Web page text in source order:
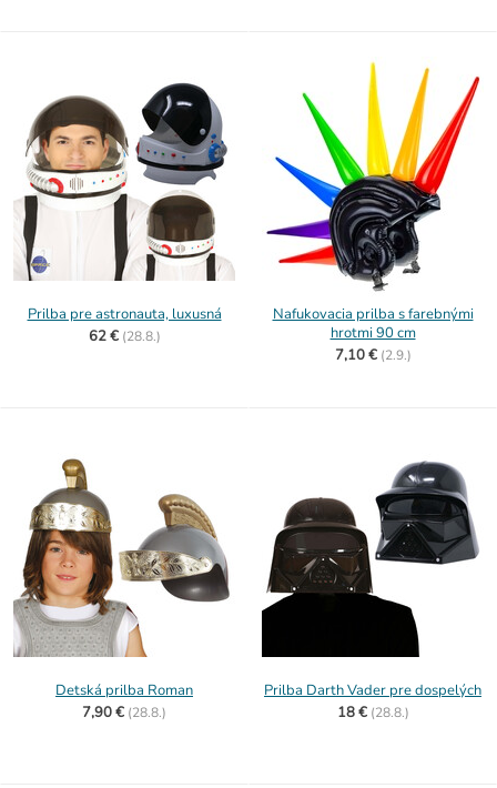
Prilba pre astronauta, luxusná
62 € (28.8.)
Nafukovacia prilba s farebnými
hrotmi 90 cm
7,10 € (2.9.)
Detská prilba Roman
7,90 € (28.8.)
Prilba Darth Vader pre dospelých
18 € (28.8.)